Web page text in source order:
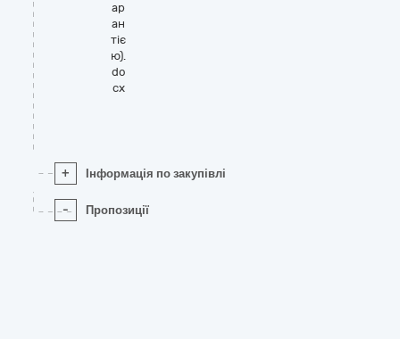
ар
ан
тіє
ю).
do
cx
+ Інформація по закупівлі
- Пропозиції